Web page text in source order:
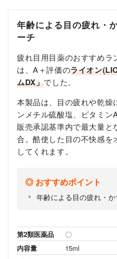
年齢による目の疲れ・
ーチ
疲れ目用目薬のおすすめラ
は、A＋評価のライオン
ムDX」でした。
本製品は、目の疲れや乾燥
ンメチル硫酸塩、ビタミ
販売承認基準内で最大量と
合。酷使した目の不快感を
してくれます。
おすすめポイント
年齢による目の疲れ・
第2類医薬品
〇
内容量
15ml